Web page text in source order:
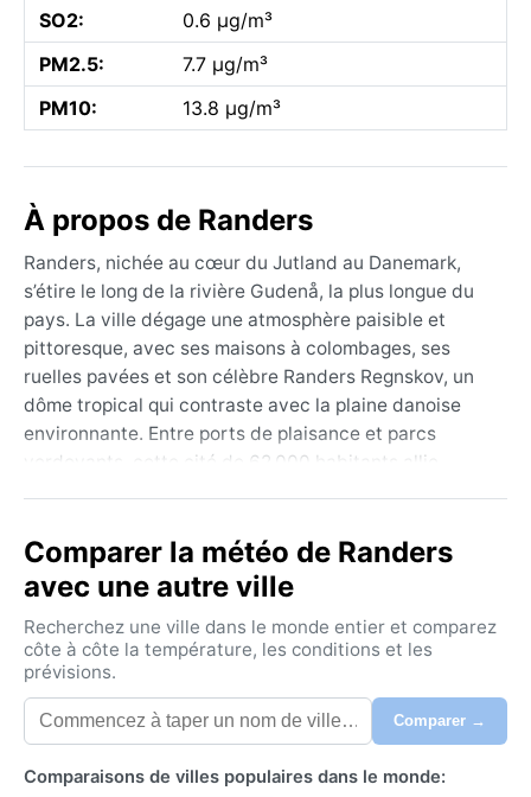
SO2:
0.6 µg/m³
PM2.5:
7.7 µg/m³
PM10:
13.8 µg/m³
À propos de Randers
Randers, nichée au cœur du Jutland au Danemark,
s’étire le long de la rivière Gudenå, la plus longue du
pays. La ville dégage une atmosphère paisible et
pittoresque, avec ses maisons à colombages, ses
ruelles pavées et son célèbre Randers Regnskov, un
dôme tropical qui contraste avec la plaine danoise
environnante. Entre ports de plaisance et parcs
verdoyants, cette cité de 62 000 habitants allie
mer du Nord.
Avec un climat continental humide à été tempéré
(Köppen Dfb), Randers connaît des saisons marquées
mais modérées par l’influence maritime. Les étés, de
juin à août, offrent des températures agréables,
rarement au-dessus de 22 °C, avec des nuits fraîches
et des précipitations fréquentes mais légères.
décembre à février, est froid et gris : les températures
Comparer la météo de Randers
avec une autre ville
Recherchez une ville dans le monde entier et comparez
côte à côte la température, les conditions et les
prévisions.
Comparer →
Comparaisons de villes populaires dans le monde: